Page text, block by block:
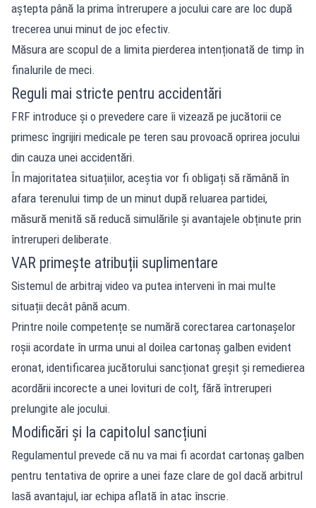
aștepta până la prima întrerupere a jocului care are loc după
trecerea unui minut de joc efectiv.
Măsura are scopul de a limita pierderea intenționată de timp în
finalurile de meci.
Reguli mai stricte pentru accidentări
FRF introduce și o prevedere care îi vizează pe jucătorii ce
primesc îngrijiri medicale pe teren sau provoacă oprirea jocului
din cauza unei accidentări.
În majoritatea situațiilor, aceștia vor fi obligați să rămână în
afara terenului timp de un minut după reluarea partidei,
măsură menită să reducă simulările și avantajele obținute prin
întreruperi deliberate.
VAR primește atribuții suplimentare
Sistemul de arbitraj video va putea interveni în mai multe
situații decât până acum.
Printre noile competențe se numără corectarea cartonașelor
roșii acordate în urma unui al doilea cartonaș galben evident
eronat, identificarea jucătorului sancționat greșit și remedierea
acordării incorecte a unei lovituri de colț, fără întreruperi
prelungite ale jocului.
Modificări și la capitolul sancțiuni
Regulamentul prevede că nu va mai fi acordat cartonaș galben
pentru tentativa de oprire a unei faze clare de gol dacă arbitrul
lasă avantajul, iar echipa aflată în atac înscrie.